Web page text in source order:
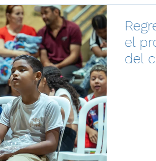
el
del